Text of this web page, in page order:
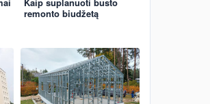
remonto biudžetą